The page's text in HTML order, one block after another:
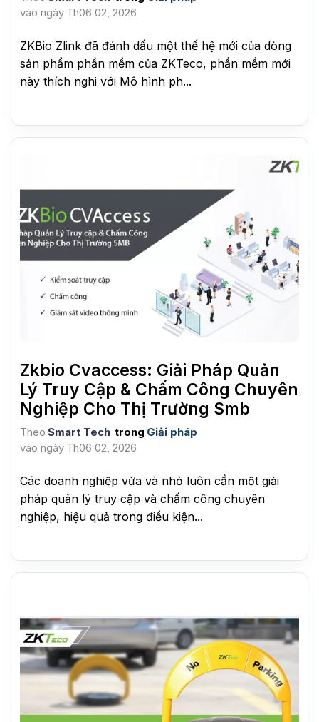
vào ngày Th06 02, 2026
ZKBio Zlink đã đánh dấu một thế hệ mới của dòng
sản phẩm phần mềm của ZKTeco, phần mềm mới
này thích nghi với Mô hình ph...
Zkbio Cvaccess: Giải Pháp Quản
Lý Truy Cập & Chấm Công Chuyên
Nghiệp Cho Thị Trường Smb
Theo Smart Tech trong Giải pháp
vào ngày Th06 02, 2026
Các doanh nghiệp vừa và nhỏ luôn cần một giải
pháp quản lý truy cập và chấm công chuyên
nghiệp, hiệu quả trong điều kiện...